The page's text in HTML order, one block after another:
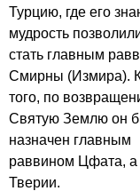
Турцию, где его
мудрость
стать главным
Смирны (Измира).
того, по
Святую Землю он
назначен главным
раввином Цфата, а
Тверии.